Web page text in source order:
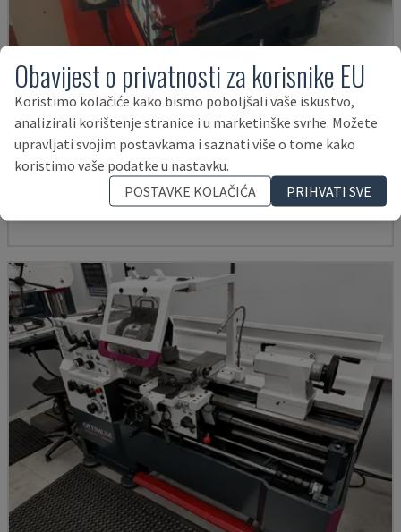
EMCOMAT 200X1000
EMCO - STROJ ZA HORIZONTALNO TOKARENJE
2001
14.000 €
Obavijest o privatnosti za korisnike EU
Koristimo kolačiće kako bismo poboljšali vaše iskustvo,
analizirali korištenje stranice i u marketinške svrhe. Možete
upravljati svojim postavkama i saznati više o tome kako
koristimo vaše podatke u nastavku.
POSTAVKE KOLAČIĆA
PRIHVATI SVE